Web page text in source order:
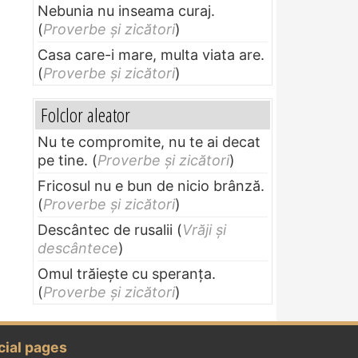
Nebunia nu inseama curaj.
(Proverbe și zicători)
Casa care-i mare, multa viata are.
(Proverbe și zicători)
Folclor aleator
Nu te compromite, nu te ai decat
pe tine. (Proverbe și zicători)
Fricosul nu e bun de nicio brânză.
(Proverbe și zicători)
Descântec de rusalii (Vrăji și
descântece)
Omul trăieşte cu speranţa.
(Proverbe și zicători)
pages